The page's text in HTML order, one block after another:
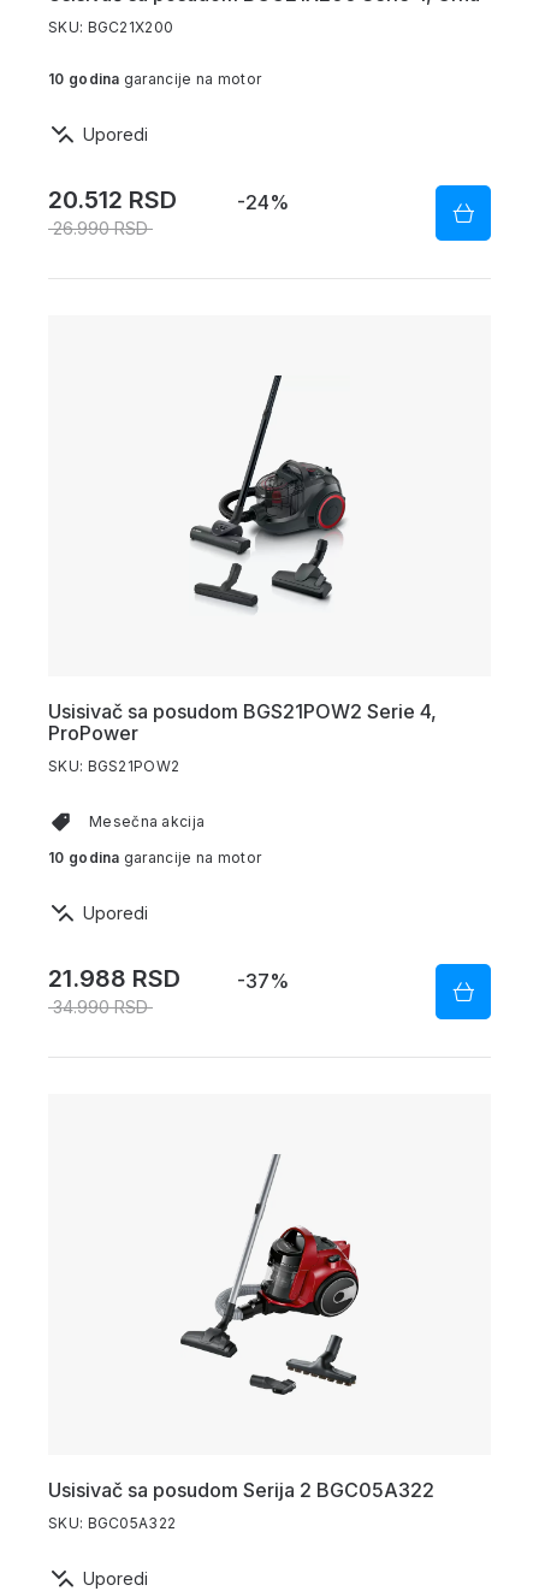
SKU: BGC21X200
10 godina garancije na motor
Uporedi
20.512 RSD
26.990 RSD
-24%
Usisivač sa posudom BGS21POW2 Serie 4,
ProPower
SKU: BGS21POW2
Mesečna akcija
10 godina garancije na motor
Uporedi
21.988 RSD
34.990 RSD
-37%
Usisivač sa posudom Serija 2 BGC05A322
SKU: BGC05A322
Uporedi